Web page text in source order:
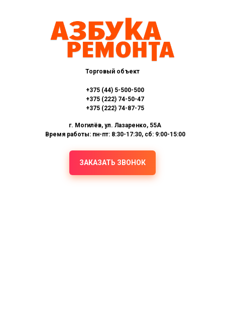
Торговый объект
+375 (44) 5-500-500
+375 (222) 74-50-47
+375 (222) 74-87-75
г. Могилёв, ул. Лазаренко, 55А
Время работы: пн-пт: 8:30-17:30, сб: 9:00-15:00
ЗАКАЗАТЬ ЗВОНОК